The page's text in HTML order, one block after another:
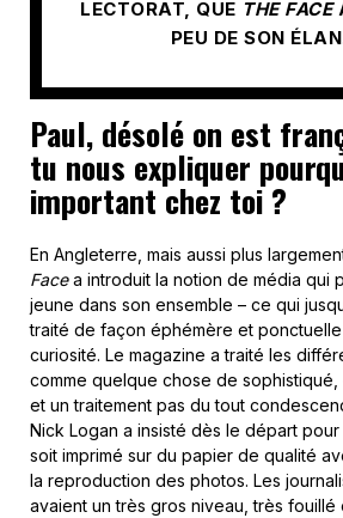
LECTORAT, QUE THE FACE
PEU DE SON
Paul, désolé on est
tu nous expliquer
important chez toi ?
En Angleterre, mais aussi plus
Facea introduit la notion de média qui
jeune dans son ensemble – ce qui
traité de façon éphémère et
curiosité. Le magazine a traité les
comme quelque chose de
et un traitement pas du tout
Nick Logan a insisté dès le départ
soit imprimé sur du papier de qualité
la reproduction des photos. Les
avaient un très gros niveau, très fouillé